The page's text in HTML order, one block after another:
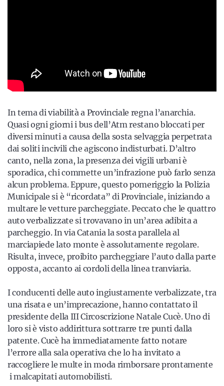
In tema di viabilità a Provinciale regna l’anarchia.
Quasi ogni giorni i bus dell’Atm restano bloccati per
diversi minuti a causa della sosta selvaggia perpetrata
dai soliti incivili che agiscono indisturbati. D’altro
canto, nella zona, la presenza dei vigili urbani è
sporadica, chi commette un’infrazione può farlo senza
alcun problema. Eppure, questo pomeriggio la Polizia
Municipale si è “ricordata” di Provinciale, iniziando a
multare le vetture parcheggiate. Peccato che le quattro
auto verbalizzate si trovavano in un’area adibita a
parcheggio. In via Catania la sosta parallela al
marciapiede lato monte è assolutamente regolare.
Risulta, invece, proibito parcheggiare l’auto dalla parte
opposta, accanto ai cordoli della linea tranviaria.
I conducenti delle auto ingiustamente verbalizzate, tra
una risata e un’imprecazione, hanno contattato il
presidente della III Circoscrizione Natale Cucè. Uno di
loro si è visto addirittura sottrarre tre punti dalla
patente. Cucè ha immediatamente fatto notare
l’errore alla sala operativa che lo ha invitato a
raccogliere le multe in moda rimborsare prontamente
i malcapitati automobilisti.